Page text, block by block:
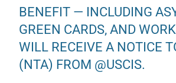
BENEFIT — INCLUDING
GREEN CARDS, AND
WILL RECEIVE A NOTICE
(NTA) FROM @USCIS.